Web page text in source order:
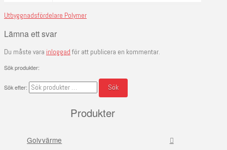
Utbyggnadsfördelare Polymer
Lämna ett svar
Du måste vara inloggad för att publicera en kommentar.
Sök produkter:
Sök efter: Sök
Produkter
Golvvärme